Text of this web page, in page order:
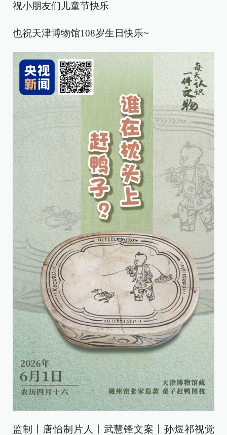
祝小朋友们儿童节快乐
也祝天津博物馆108岁生日快乐~
监制丨唐怡制片人丨武慧锋文案丨孙煜祁视觉